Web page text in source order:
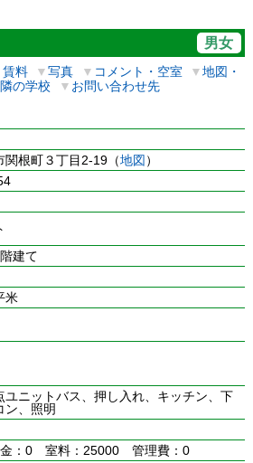
男女
料 ▼写真 ▼ コメント・空室 ▼地図・
の学校 ▼ お問い合わせ先
関根町３丁目2-19（地図 ）
建て
米
ユニットバス、押し入れ、キッチン、下
ン、照明
：0 室料：25000 管理費：0